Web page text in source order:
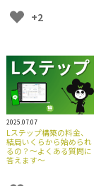
+2
2025.07.07
Lステップ構築の料金、
結局いくらから始められ
るの？〜よくある質問に
答えます〜